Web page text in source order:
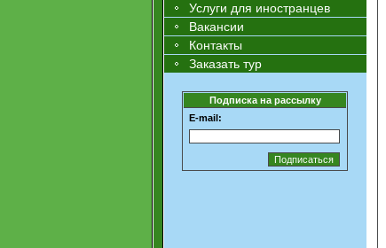
Услуги для иностранцев
Вакансии
Контакты
Заказать тур
Подписка на рассылку
E-mail: